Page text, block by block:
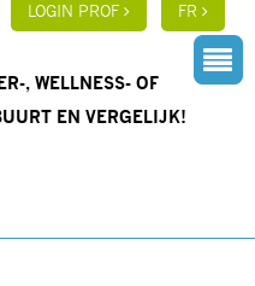
LOGIN PROF FR
, WELLNESS- OF
EN VERGELIJK!